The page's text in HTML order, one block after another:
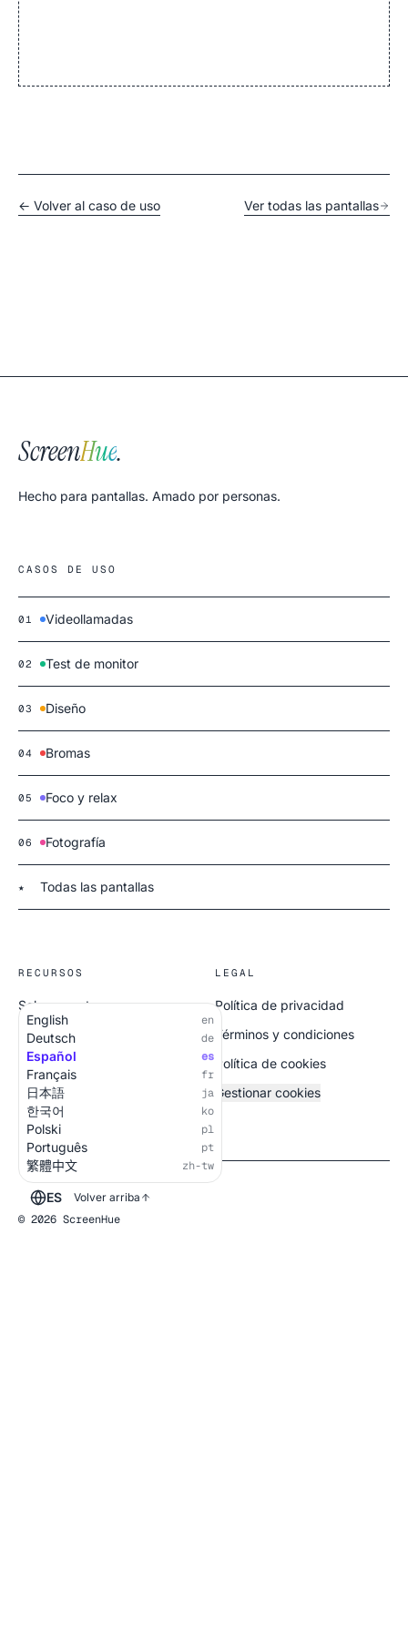
← Volver al caso de uso Ver todas las pantallas
ScreenHue.
Hecho para pantallas. Amado por personas.
CASOS DE USO
01 Videollamadas
02 Test de monitor
03 Diseño
04 Bromas
05 Foco y relax
06 Fotografía
★ Todas las pantallas
RECURSOS
Sobre nosotros
Todas las pantallas
LEGAL
Política de privacidad
Términos y condiciones
Política de cookies
Gestionar cookies
© 2026 ScreenHue
ES
English en
Deutsch de
Español es
Français fr
日本語 ja
한국어 ko
Polski pl
Português pt
繁體中文 zh-tw
Volver arriba